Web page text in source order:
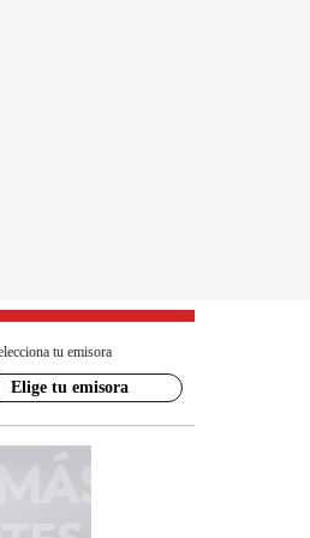
tu emisora
Elige tu emisora